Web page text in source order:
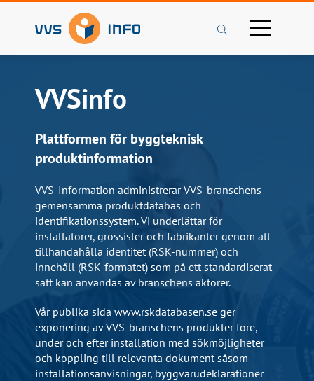
Sök
VVSinfo
Plattformen för byggteknisk
produktinformation
VVS-Information administrerar VVS-branschens
gemensamma produktdatabas och
identifikationssystem. Vi underlättar för
installatörer, grossister och fabrikanter genom att
tillhandahålla identitet (RSK-nummer) och
innehåll (RSK-formatet) som på ett standardiserat
sätt kan användas av branschens aktörer.
Vår publika sida www.rskdatabasen.se ger
exponering av VVS-branschens produkter före,
under och efter installation med sökmöjligheter
och koppling till relevanta dokument såsom
installationsanvisningar, byggvarudeklarationer